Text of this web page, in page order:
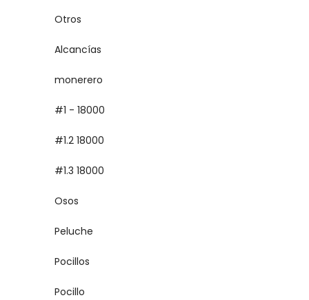
Otros
Alcancías
monerero
#1 - 18000
#1.2 18000
#1.3 18000
Osos
Peluche
Pocillos
Pocillo